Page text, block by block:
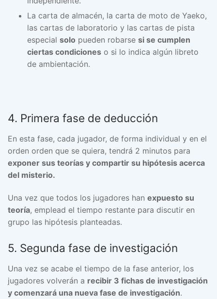
La carta de almacén, la carta de moto de Yaeko,
las cartas de laboratorio y las cartas de pista
especial solo pueden robarse si se cumplen
ciertas condiciones o si lo indica algún libreto
de ambientación.
4. Primera fase de deducción
En esta fase, cada jugador, de forma individual y en el
orden orden que se quiera, tendrá 2 minutos para
exponer sus teorías y compartir su hipótesis acerca
del misterio.
Una vez que todos los jugadores han expuesto su
teoría, emplead el tiempo restante para discutir en
grupo las hipótesis planteadas.
5. Segunda fase de investigación
Una vez se acabe el tiempo de la fase anterior, los
jugadores volverán a recibir 3 fichas de investigación
y comenzará una nueva fase de investigación.